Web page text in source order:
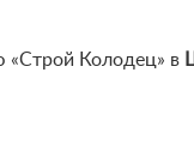
«Строй Колодец» в